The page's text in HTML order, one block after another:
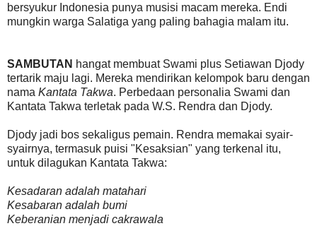
bersyukur Indonesia punya musisi macam mereka. Endi
mungkin warga Salatiga yang paling bahagia malam itu.
SAMBUTAN hangat membuat Swami plus Setiawan Djody
tertarik maju lagi. Mereka mendirikan kelompok baru dengan
nama Kantata Takwa. Perbedaan personalia Swami dan
Kantata Takwa terletak pada W.S. Rendra dan Djody.
Djody jadi bos sekaligus pemain. Rendra memakai syair-
syairnya, termasuk puisi "Kesaksian" yang terkenal itu,
untuk dilagukan Kantata Takwa:
Kesadaran adalah matahari
Kesabaran adalah bumi
Keberanian menjadi cakrawala